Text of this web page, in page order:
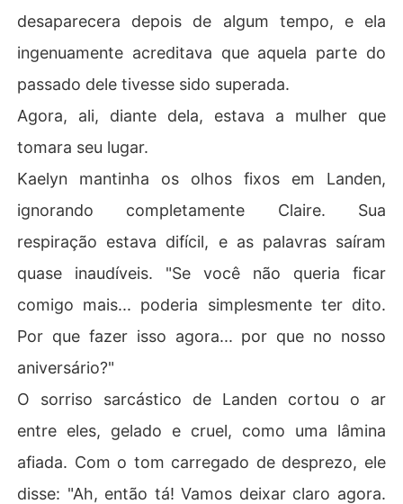
desaparecera depois de algum tempo, e ela
ingenuamente acreditava que aquela parte do
passado dele tivesse sido superada.
Agora, ali, diante dela, estava a mulher que
tomara seu lugar.
Kaelyn mantinha os olhos fixos em Landen,
ignorando completamente Claire. Sua
respiração estava difícil, e as palavras saíram
quase inaudíveis. "Se você não queria ficar
comigo mais... poderia simplesmente ter dito.
Por que fazer isso agora... por que no nosso
aniversário?"
O sorriso sarcástico de Landen cortou o ar
entre eles, gelado e cruel, como uma lâmina
afiada. Com o tom carregado de desprezo, ele
disse: "Ah, então tá! Vamos deixar claro agora.